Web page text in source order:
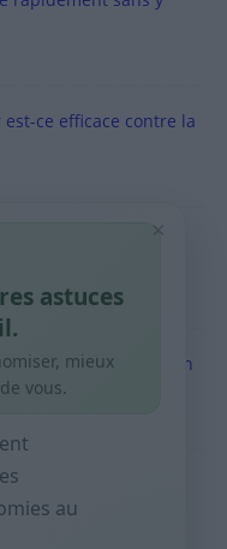
ce efficace contre la
routine simple +
économiser en
sprays
rapide pour
le jour de paie
×
astuces
mieux
vous.
au